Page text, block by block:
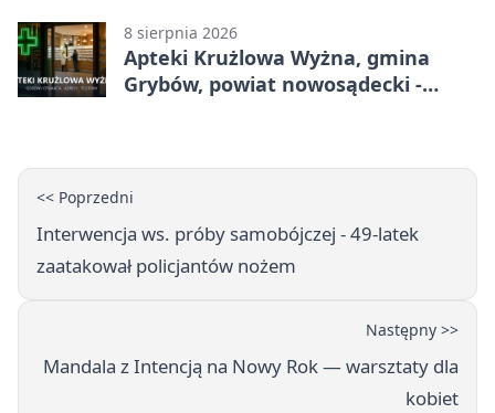
8 sierpnia 2026
Apteki Krużlowa Wyżna, gmina
Grybów, powiat nowosądecki -
<< Poprzedni
Interwencja ws. próby samobójczej - 49-latek
zaatakował policjantów nożem
Następny >>
Mandala z Intencją na Nowy Rok — warsztaty dla
kobiet